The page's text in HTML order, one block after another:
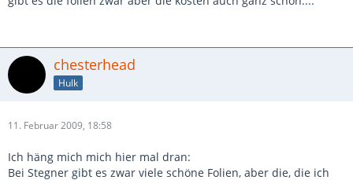
chesterhead
Hulk
11. Februar 2009, 18:58
Ich häng mich mich hier mal dran:
Bei Stegner gibt es zwar viele schöne Folien, aber die, die ich